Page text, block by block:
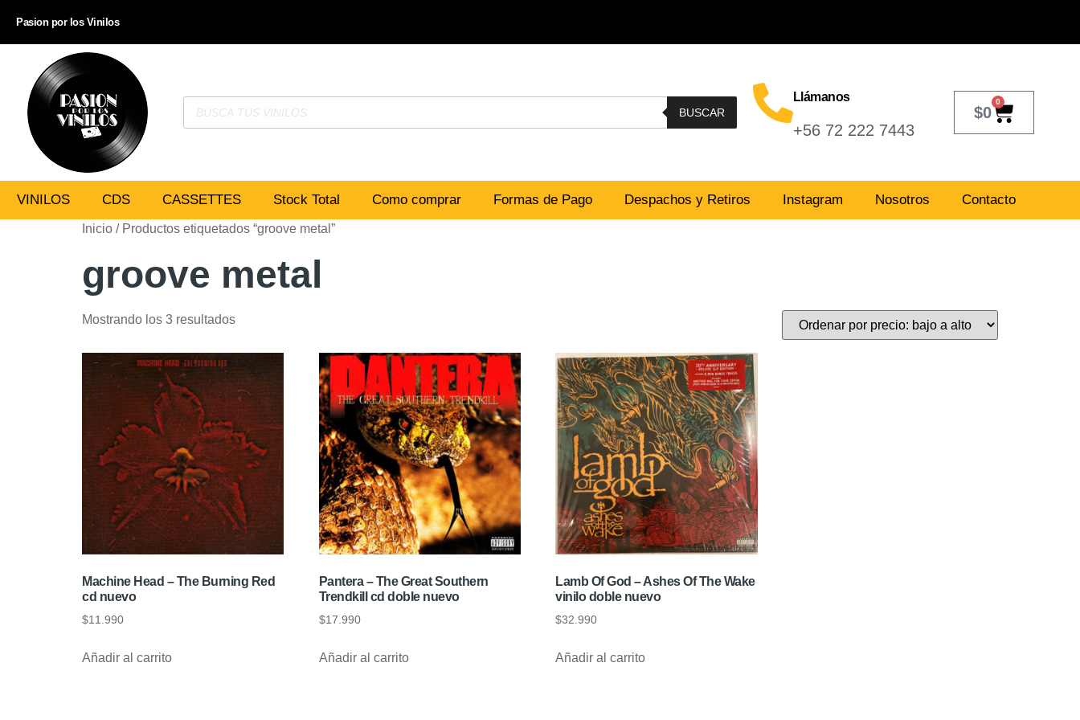
Pasion por los Vinilos
BUSCAR
Llámanos
+56 72 222 7443
$0
0
VINILOS CDS CASSETTES Stock Total Como comprar Formas de Pago Despachos y Retiros Instagram Nosotros Contacto
Inicio / Productos etiquetados “groove metal”
groove metal
Mostrando los 3 resultados
Machine Head – The Burning Red
cd nuevo
$11.990
Añadir al carrito
Pantera – The Great Southern
Trendkill cd doble nuevo
$17.990
Añadir al carrito
Lamb Of God – Ashes Of The Wake
vinilo doble nuevo
$32.990
Añadir al carrito